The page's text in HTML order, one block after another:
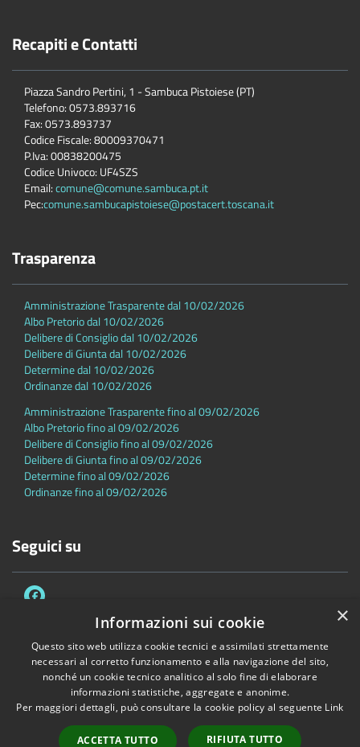
Recapiti e Contatti
Piazza Sandro Pertini, 1 - Sambuca Pistoiese (PT)
Telefono: 0573.893716
Fax: 0573.893737
Codice Fiscale: 80009370471
P.Iva: 00838200475
Codice Univoco: UF4SZS
Email:comune@comune.sambuca.pt.it
Pec:comune.sambucapistoiese@postacert.toscana.it
Trasparenza
Amministrazione Trasparente dal 10/02/2026
Albo Pretorio dal 10/02/2026
Delibere di Consiglio dal 10/02/2026
Delibere di Giunta dal 10/02/2026
Determine dal 10/02/2026
Ordinanze dal 10/02/2026
Amministrazione Trasparente fino al 09/02/2026
Albo Pretorio fino al 09/02/2026
Delibere di Consiglio fino al 09/02/2026
Delibere di Giunta fino al 09/02/2026
Determine fino al 09/02/2026
Ordinanze fino al 09/02/2026
Seguici su
Accessibilità Privacy Cookie
Mappa del sito
Dichiarazione di accessibilità
Copyright © 2026 • Comune di Sambuca Pistoiese • Powered by
Municipium•Accesso redazione
×
Informazioni sui cookie
Questo sito web utilizza cookie tecnici e assimilati strettamente
necessari al corretto funzionamento e alla navigazione del sito,
nonché un cookie tecnico analitico al solo fine di elaborare
informazioni statistiche, aggregate e anonime.
Per maggiori dettagli, può consultare la cookie policy al seguente Link
ACCETTA TUTTO RIFIUTA TUTTO